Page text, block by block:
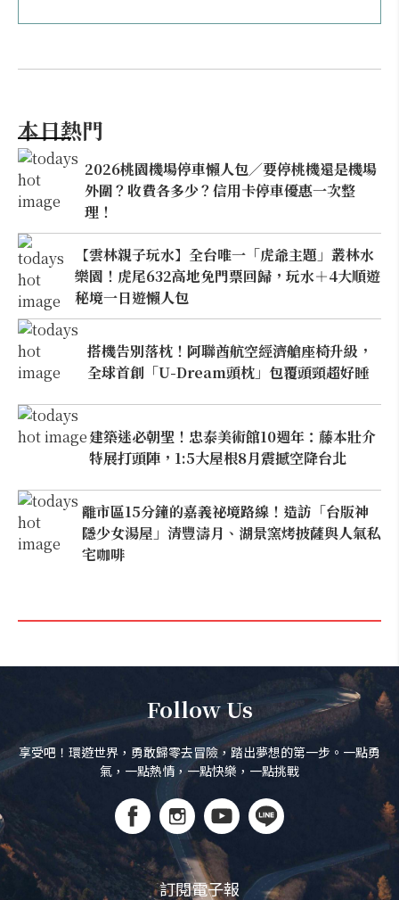
本日熱門
2026桃園機場停車懶人包／要停桃機還是機場
外圍？收費各多少？信用卡停車優惠一次整
理！
【雲林親子玩水】全台唯一「虎爺主題」叢林水
樂園！虎尾632高地免門票回歸，玩水＋4大順遊
秘境一日遊懶人包
搭機告別落枕！阿聯酋航空經濟艙座椅升級，
全球首創「U-Dream頭枕」包覆頭頸超好睡
建築迷必朝聖！忠泰美術館10週年：藤本壯介
特展打頭陣，1:5大屋根8月震撼空降台北
離市區15分鐘的嘉義祕境路線！造訪「台版神
隱少女湯屋」清豐濤月、湖景窯烤披薩與人氣私
宅咖啡
Follow Us
享受吧！環遊世界，勇敢歸零去冒險，踏出夢想的第一步。一點勇
氣，一點熱情，一點快樂，一點挑戰
訂閱電子報